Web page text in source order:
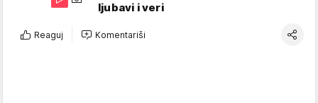
ljubavi i veri
Reaguj Komentariši